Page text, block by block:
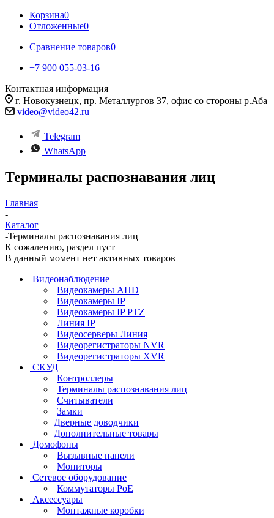
Корзина0
Отложенные0
Сравнение товаров0
+7 900 055-03-16
Контактная информация
г. Новокузнецк, пр. Металлургов 37, офис со стороны р.Аба
video@video42.ru
Telegram
WhatsApp
Терминалы распознавания лиц
Главная
-
Каталог
-Терминалы распознавания лиц
К сожалению, раздел пуст
В данный момент нет активных товаров
Видеонаблюдение
Видеокамеры AHD
Видеокамеры IP
Видеокамеры IP PTZ
Линия IP
Видеосерверы Линия
Видеорегистраторы NVR
Видеорегистраторы XVR
СКУД
Контроллеры
Терминалы распознавания лиц
Считыватели
Замки
Дверные доводчики
Дополнительные товары
Домофоны
Вызывные панели
Мониторы
Сетевое оборудование
Коммутаторы PoE
Аксессуары
Монтажные коробки